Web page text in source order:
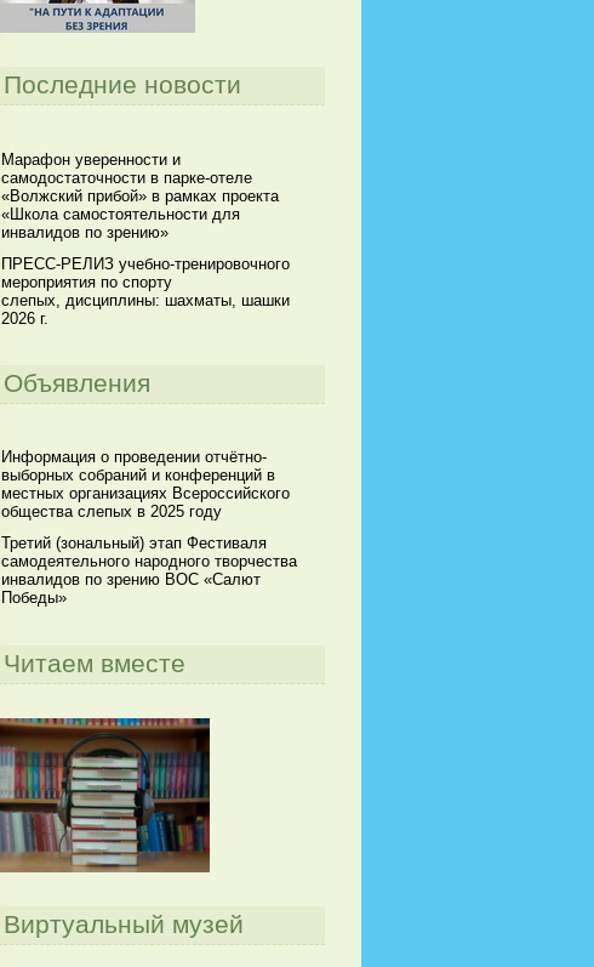
Последние новости
Марафон уверенности и
самодостаточности в парке-отеле
«Волжский прибой» в рамках проекта
«Школа самостоятельности для
инвалидов по зрению»
ПРЕСС-РЕЛИЗ учебно-тренировочного
мероприятия по спорту
слепых, дисциплины: шахматы, шашки
2026 г.
Объявления
Информация о проведении отчётно-
выборных собраний и конференций в
местных организациях Всероссийского
общества слепых в 2025 году
Третий (зональный) этап Фестиваля
самодеятельного народного творчества
инвалидов по зрению ВОС «Салют
Победы»
Читаем вместе
Виртуальный музей